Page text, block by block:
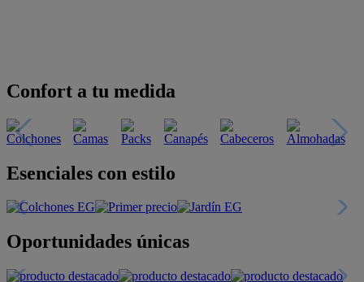
Confort a tu medida
Esenciales con estilo
Oportunidades únicas